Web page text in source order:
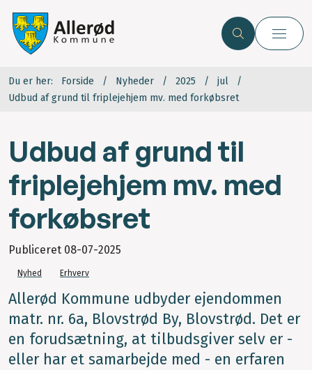
Du er her: Forside Nyheder 2025
jul
Udbud af grund til friplejehjem mv. med forkøbsret
Udbud af grund til
friplejehjem mv. med
forkøbsret
Publiceret 08-07-2025
Nyhed Erhverv
Allerød Kommune udbyder ejendommen
matr. nr. 6a, Blovstrød By, Blovstrød. Det er
en forudsætning, at tilbudsgiver selv er -
eller har et samarbejde med - en erfaren